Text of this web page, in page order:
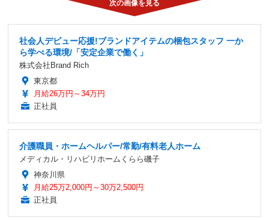
社会人デビュー応援!ブランドアイテムの梱包スタッフ 一か
ら学べる環境/「安定企業で働く」
株式会社Brand Rich
東京都
月給26万円～34万円
正社員
介護職員・ホームヘルパー/常勤/有料老人ホーム
メディカル・リハビリホームくらら磯子
神奈川県
月給25万2,000円～30万2,500円
正社員